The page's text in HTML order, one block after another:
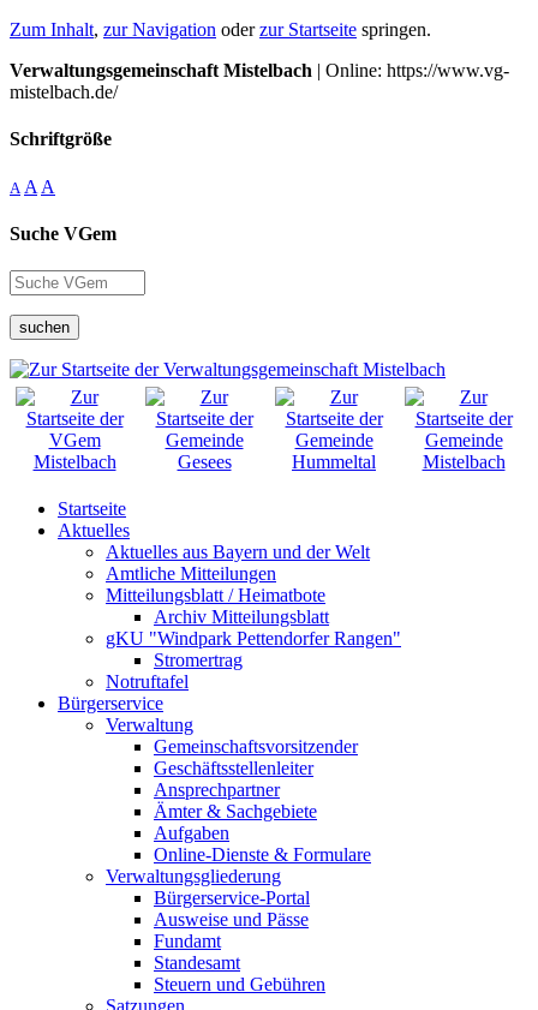
Zum Inhalt, zur Navigation oderzur Startseite springen.
Verwaltungsgemeinschaft Mistelbach | Online: https://www.vg-
mistelbach.de/
Schriftgröße
A A A
Suche VGem
suchen
Startseite
Aktuelles
Aktuelles aus Bayern und der Welt
Amtliche Mitteilungen
Mitteilungsblatt / Heimatbote
Archiv Mitteilungsblatt
gKU "Windpark Pettendorfer Rangen"
Stromertrag
Notruftafel
Bürgerservice
Verwaltung
Gemeinschaftsvorsitzender
Geschäftsstellenleiter
Ansprechpartner
Ämter & Sachgebiete
Aufgaben
Online-Dienste & Formulare
Verwaltungsgliederung
Bürgerservice-Portal
Ausweise und Pässe
Fundamt
Standesamt
Steuern und Gebühren
Satzungen